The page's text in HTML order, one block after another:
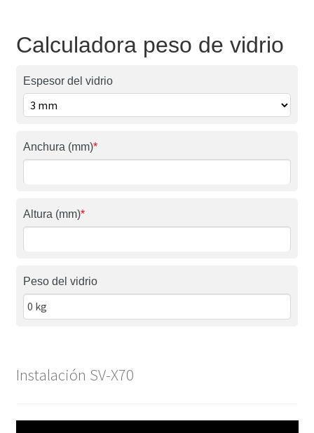
Calculadora peso de vidrio
Espesor del vidrio
Anchura (mm)*
Altura (mm)*
Peso del vidrio
Instalación SV-X70